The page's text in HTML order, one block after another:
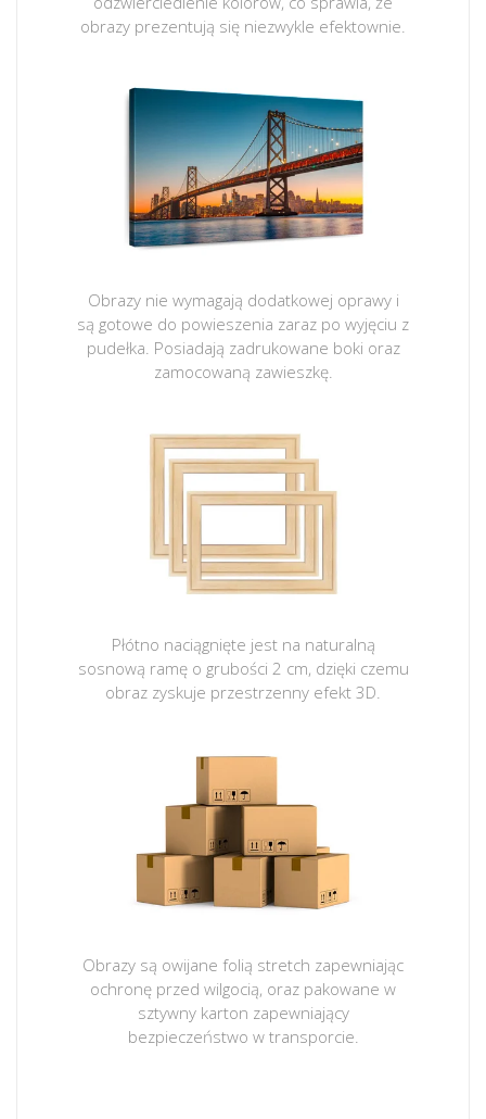
obrazy prezentują się niezwykle efektownie.
Obrazy nie wymagają dodatkowej oprawy i
są gotowe do powieszenia zaraz po wyjęciu z
pudełka. Posiadają zadrukowane boki oraz
zamocowaną zawieszkę.
Płótno naciągnięte jest na naturalną
sosnową ramę o grubości 2 cm, dzięki czemu
obraz zyskuje przestrzenny efekt 3D.
Obrazy są owijane folią stretch zapewniając
ochronę przed wilgocią, oraz pakowane w
sztywny karton zapewniający
bezpieczeństwo w transporcie.